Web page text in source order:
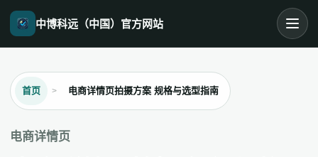
中博科远（中国）官方网站
首页 电商详情页拍摄方案 规格与选型指南
电商详情页